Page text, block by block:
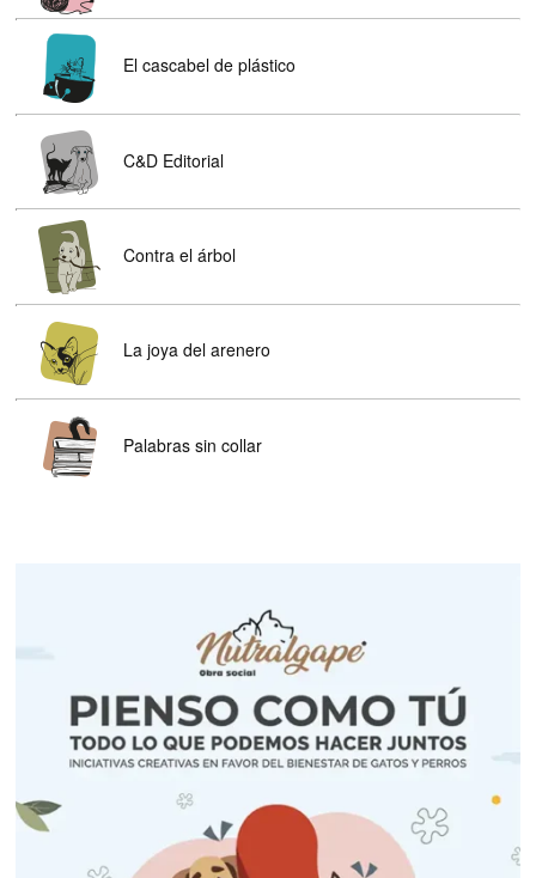
El cascabel de plástico
C&D Editorial
Contra el árbol
La joya del arenero
Palabras sin collar